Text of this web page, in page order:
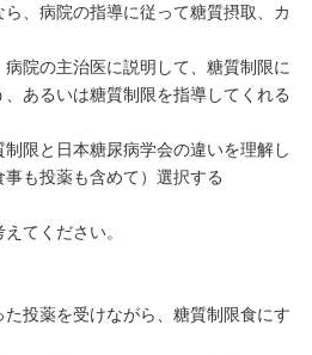
、病院の指導に従って糖質摂取、カ
院の主治医に説明して、糖質制限に
あるいは糖質制限を指導してくれる
限と日本糖尿病学会の違いを理解し
も投薬も含めて）選択する
てください。
投薬を受けながら、糖質制限食にす